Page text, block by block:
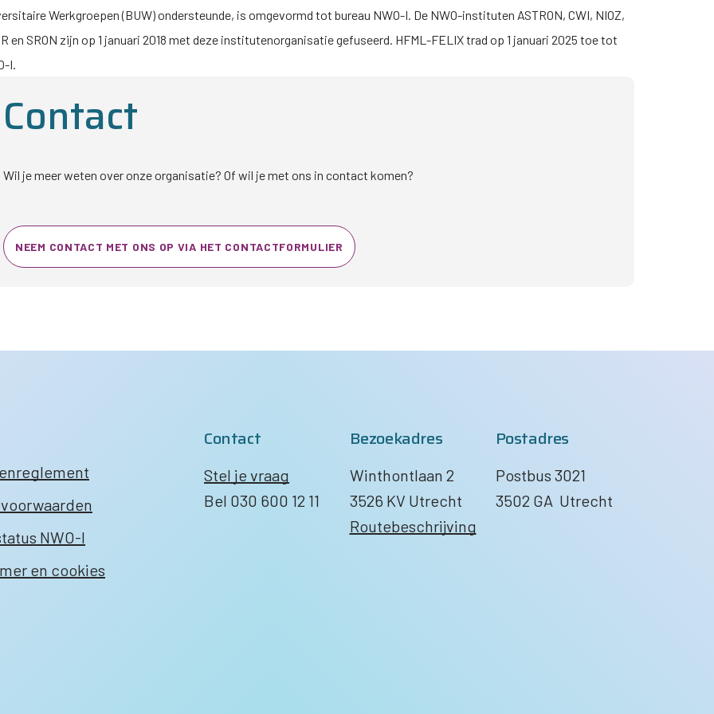
Werkgroepen (BUW) ondersteunde, is omgevormd tot bureau NWO-I. De NWO-instituten ASTRON, CWI, NIOZ,
en SRON zijn op 1 januari 2018 met deze institutenorganisatie gefuseerd. HFML-FELIX trad op 1 januari 2025 toe tot
I.
Contact
Wil je meer weten over onze organisatie? Of wil je met ons in contact komen?
NEEM CONTACT MET ONS OP VIA HET CONTACTFORMULIER
NWO-I
en cookies
Contact
Stel je vraag
Bel 030 600 12 11
Bezoekadres
Winthontlaan 2
3526 KV Utrecht
Routebeschrijving
Postadres
Postbus 3021
3502 GA Utrecht